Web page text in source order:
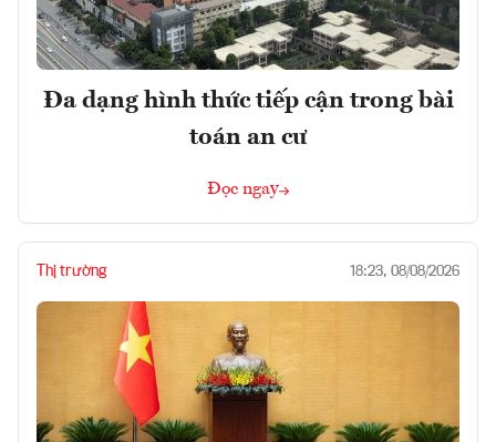
Đa dạng hình thức tiếp cận trong bài
toán an cư
Đọc ngay
Thị trường 18:23, 08/08/2026